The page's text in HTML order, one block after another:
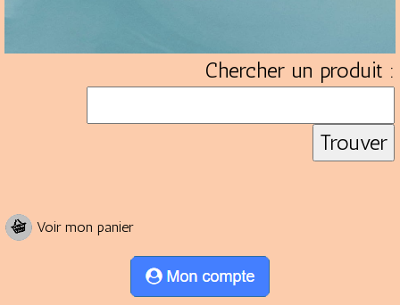
Chercher un produit :
Voir mon panier